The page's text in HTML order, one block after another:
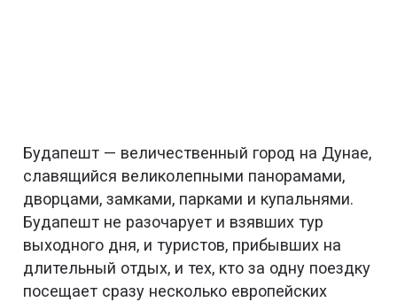
Будапешт — величественный город на Дунае,
славящийся великолепными панорамами,
дворцами, замками, парками и купальнями.
Будапешт не разочарует и взявших тур
выходного дня, и туристов, прибывших на
длительный отдых, и тех, кто за одну поездку
посещает сразу несколько европейских